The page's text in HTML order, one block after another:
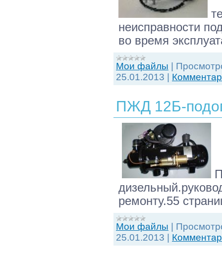
неисправности
во время
Мои файлы |
25.01.2013 |
ПЖД 12Б-
ремонту.55
Мои файлы |
25.01.2013 |